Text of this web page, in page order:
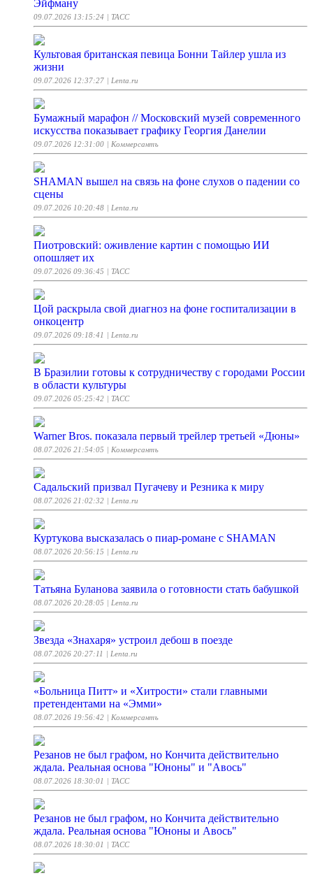
Эйфману
09.07.2026 13:15:24 | ТАСС
Культовая британская певица Бонни Тайлер ушла из
жизни
09.07.2026 12:37:27 | Lenta.ru
Бумажный марафон // Московский музей современного
искусства показывает графику Георгия Данелии
09.07.2026 12:31:00 | Коммерсантъ
SHAMAN вышел на связь на фоне слухов о падении со
сцены
09.07.2026 10:20:48 | Lenta.ru
Пиотровский: оживление картин с помощью ИИ
опошляет их
09.07.2026 09:36:45 | ТАСС
Цой раскрыла свой диагноз на фоне госпитализации в
онкоцентр
09.07.2026 09:18:41 | Lenta.ru
В Бразилии готовы к сотрудничеству с городами России
в области культуры
09.07.2026 05:25:42 | ТАСС
Warner Bros. показала первый трейлер третьей «Дюны»
08.07.2026 21:54:05 | Коммерсантъ
Садальский призвал Пугачеву и Резника к миру
08.07.2026 21:02:32 | Lenta.ru
Куртукова высказалась о пиар-романе с SHAMAN
08.07.2026 20:56:15 | Lenta.ru
Татьяна Буланова заявила о готовности стать бабушкой
08.07.2026 20:28:05 | Lenta.ru
Звезда «Знахаря» устроил дебош в поезде
08.07.2026 20:27:11 | Lenta.ru
«Больница Питт» и «Хитрости» стали главными
претендентами на «Эмми»
08.07.2026 19:56:42 | Коммерсантъ
Резанов не был графом, но Кончита действительно
ждала. Реальная основа "Юноны" и "Авось"
08.07.2026 18:30:01 | ТАСС
Резанов не был графом, но Кончита действительно
ждала. Реальная основа "Юноны и Авось"
08.07.2026 18:30:01 | ТАСС